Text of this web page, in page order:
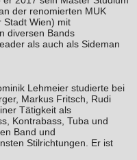
der renomierten MUK
Stadt Wien) mit
diversen Bands
als auch als Sideman
Lehmeier studierte bei
Markus Fritsch, Rudi
Tätigkeit als
Kontrabass, Tuba und
Band und
Stilrichtungen. Er ist